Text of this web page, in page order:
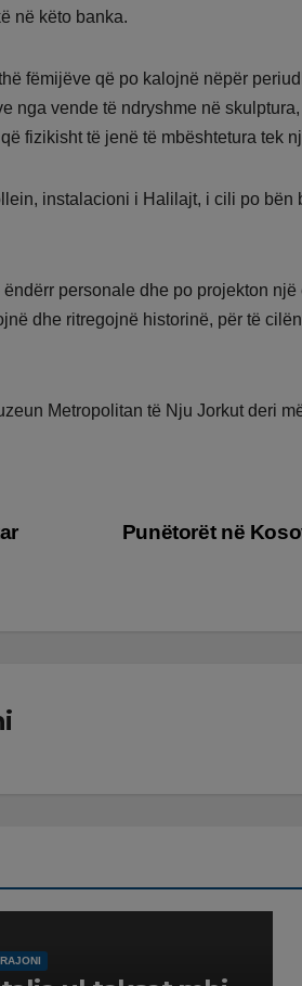
në këto banka.
fëmijëve që po kalojnë nëpër
nga vende të ndryshme në
fizikisht të jenë të mbështetura tek
instalacioni i Halilajt, i cili po bën
personale dhe po projekton
dhe ritregojnë historinë, për të
Metropolitan të Nju Jorkut deri
Punëtorët në
RAJONI